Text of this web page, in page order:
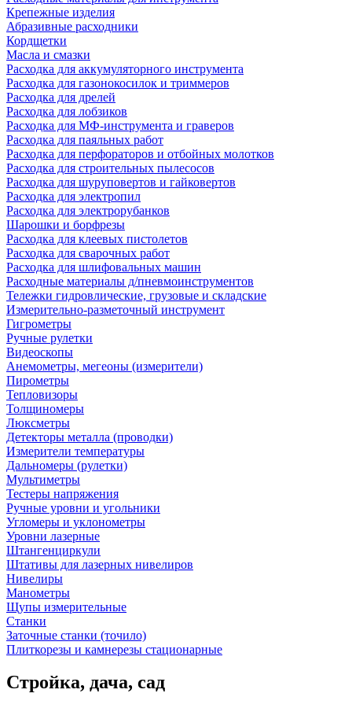
Крепежные изделия
Абразивные расходники
Кордщетки
Масла и смазки
Расходка для аккумуляторного инструмента
Расходка для газонокосилок и триммеров
Расходка для дрелей
Расходка для лобзиков
Расходка для МФ-инструмента и граверов
Расходка для паяльных работ
Расходка для перфораторов и отбойных молотков
Расходка для строительных пылесоcов
Расходка для шуруповертов и гайковертов
Расходка для электропил
Расходка для электрорубанков
Шарошки и борфрезы
Расходка для клеевых пистолетов
Расходка для сварочных работ
Расходка для шлифовальных машин
Расходные материалы д/пневмоинструментов
Тележки гидровлические, грузовые и складские
Измерительно-разметочный инструмент
Гигрометры
Ручные рулетки
Видеоскопы
Анемометры, мегеоны (измерители)
Пирометры
Тепловизоры
Толщиномеры
Люксметры
Детекторы металла (проводки)
Измерители температуры
Дальномеры (рулетки)
Мультиметры
Тестеры напряжения
Ручные уровни и угольники
Угломеры и уклонометры
Уровни лазерные
Штангенциркули
Штативы для лазерных нивелиров
Нивелиры
Манометры
Щупы измерительные
Станки
Заточные станки (точило)
Плиткорезы и камнерезы стационарные
Стройка, дача, сад